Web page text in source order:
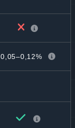
0,05–0,12%